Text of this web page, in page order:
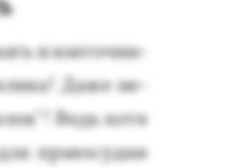
и взя­точ­ни­
Да­же не­
Ведь хо­тя
пра­восу­дия